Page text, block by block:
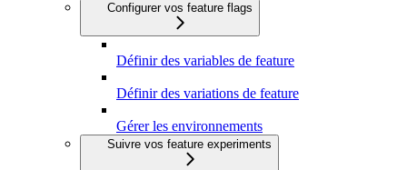
Configurer vos feature flags
Définir des variables de feature
Définir des variations de feature
Gérer les environnements
Suivre vos feature experiments